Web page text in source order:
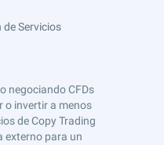
Servicios
negociando CFDs
o invertir a menos
de Copy Trading
externo para un